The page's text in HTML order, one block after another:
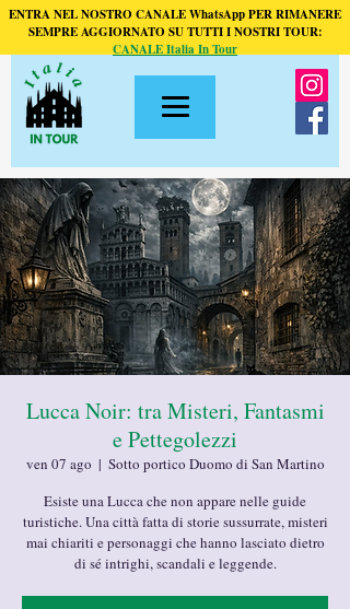
ENTRA NEL NOSTRO CANALE WhatsApp PER RIMANERE
SEMPRE AGGIORNATO SU TUTTI I NOSTRI TOUR:
CANALE Italia In Tour
Lucca Noir: tra Misteri, Fantasmi
e Pettegolezzi
ven 07 ago
  |
Sotto portico Duomo di San Martino
Esiste una Lucca che non appare nelle guide
turistiche. Una città fatta di storie sussurrate, misteri
mai chiariti e personaggi che hanno lasciato dietro
di sé intrighi, scandali e leggende.